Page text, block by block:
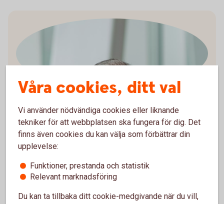
Privatekonom
Arturo förklarar kortfattat:
Våra cookies, ditt val
Vi använder nödvändiga cookies eller liknande
tekniker för att webbplatsen ska fungera för dig. Det
finns även cookies du kan välja som förbättrar din
upplevelse:
Funktioner, prestanda och statistik
Relevant marknadsföring
Du kan ta tillbaka ditt cookie-medgivande när du vill,